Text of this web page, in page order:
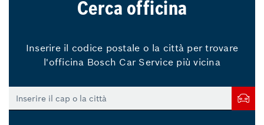
Cerca officina
Inserire il codice postale o la città per trovare
l'officina Bosch Car Service più vicina